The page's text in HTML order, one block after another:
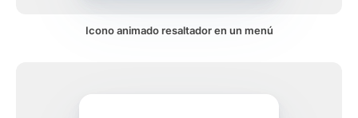
Icono animado resaltador en un menú